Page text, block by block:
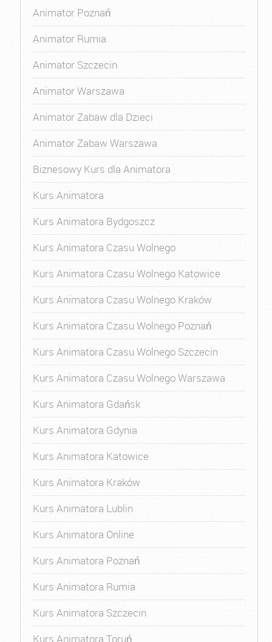
Animator Poznań
Animator Rumia
Animator Szczecin
Animator Warszawa
Animator Zabaw dla Dzieci
Animator Zabaw Warszawa
Biznesowy Kurs dla Animatora
Kurs Animatora
Kurs Animatora Bydgoszcz
Kurs Animatora Czasu Wolnego
Kurs Animatora Czasu Wolnego Katowice
Kurs Animatora Czasu Wolnego Kraków
Kurs Animatora Czasu Wolnego Poznań
Kurs Animatora Czasu Wolnego Szczecin
Kurs Animatora Czasu Wolnego Warszawa
Kurs Animatora Gdańsk
Kurs Animatora Gdynia
Kurs Animatora Katowice
Kurs Animatora Kraków
Kurs Animatora Lublin
Kurs Animatora Online
Kurs Animatora Poznań
Kurs Animatora Rumia
Kurs Animatora Szczecin
Kurs Animatora Toruń